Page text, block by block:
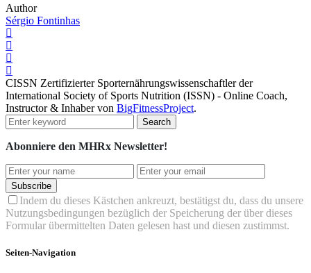
Author
Sérgio Fontinhas
CISSN Zertifizierter Sporternährungswissenschaftler der
International Society of Sports Nutrition (ISSN) - Online Coach,
Instructor & Inhaber von BigFitnessProject.
Search
Abonniere den MHRx Newsletter!
Subscribe
Indem du dieses Kästchen ankreuzt, bestätigst du, dass du unsere
Nutzungsbedingungen bezüglich der Speicherung der über dieses
Formular übermittelten Daten gelesen hast und diesen zustimmst.
Seiten-Navigation